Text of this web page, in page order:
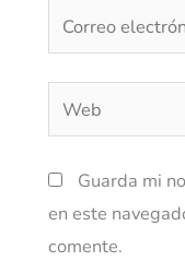
Correo
electrónico*
Web
Guarda mi
en este
comente.